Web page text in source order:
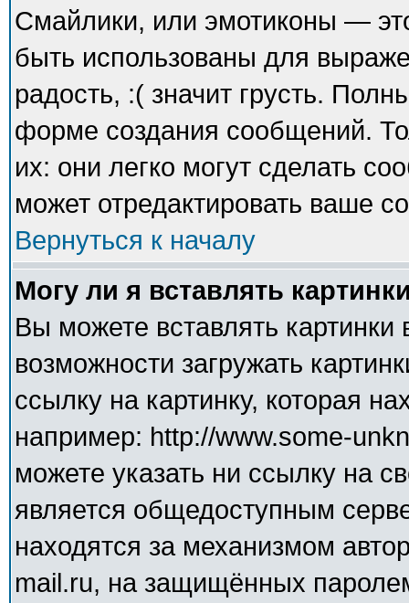
Смайлики, или эмотиконы —
быть использованы для
радость, :( значит грусть.
форме создания сообщений.
их: они легко могут сделать
может отредактировать ваше
Вернуться к началу
Могу ли я вставлять
Вы можете вставлять
возможности загружать
ссылку на картинку, которая
например: http://www.some-
можете указать ни ссылку на
является общедоступным
находятся за механизмом
mail.ru, на защищённых